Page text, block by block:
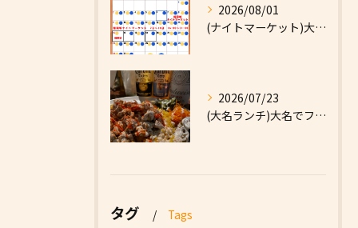
2026/08/01
(ナイトマーケット)大名でファーストフードなら|High F...
2026/07/23
(大名ランチ)大名でファーストフードなら|High Five...
タグ Tags